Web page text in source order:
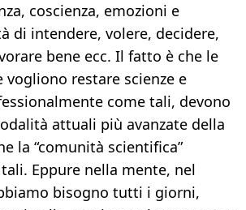
coscienza, emozioni e
di intendere, volere, decidere,
bene ecc. Il fatto è che le
vogliono restare scienze e
come tali, devono
attuali più avanzate della
la “comunità scientifica”
Eppure nella mente, nel
bisogno tutti i giorni,